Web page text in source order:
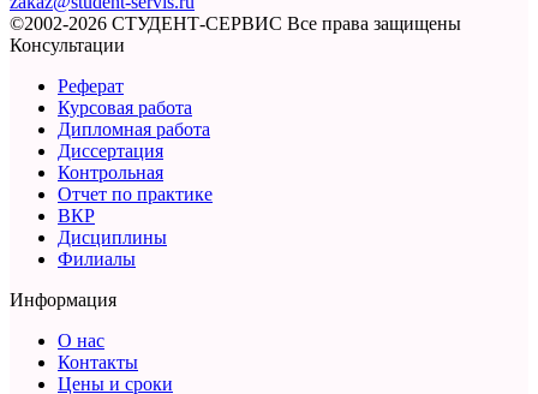
©2002-2026 СТУДЕНТ-СЕРВИС Все права защищены
Консультации
Реферат
Курсовая работа
Дипломная работа
Диссертация
Контрольная
Отчет по практике
ВКР
Дисциплины
Филиалы
Информация
О нас
Контакты
Цены и сроки